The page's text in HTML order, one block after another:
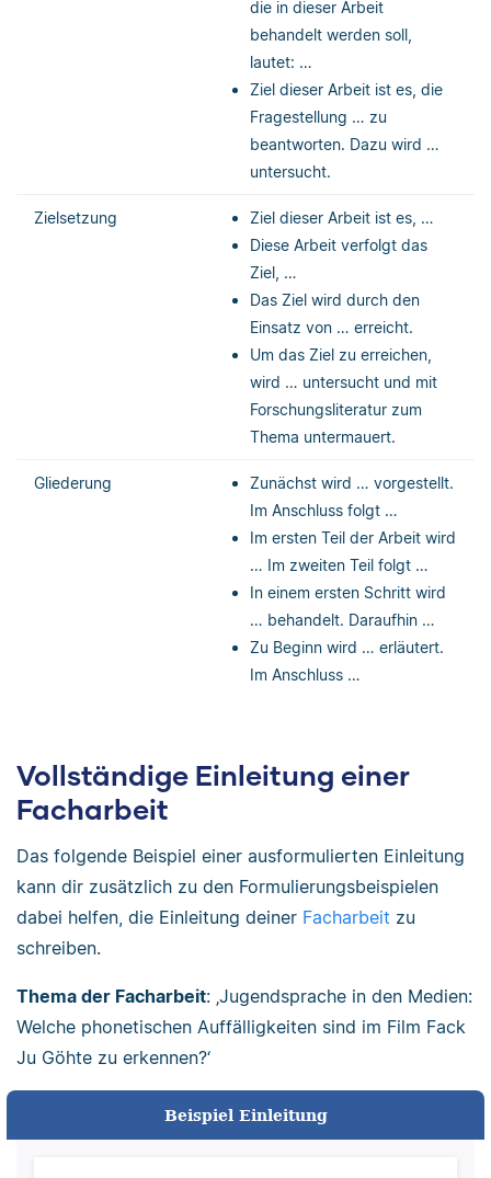
die in dieser Arbeit
behandelt werden soll,
lautet: …
Ziel dieser Arbeit ist es, die
Fragestellung … zu
beantworten. Dazu wird …
untersucht.
Zielsetzung
Ziel dieser Arbeit ist es, …
Diese Arbeit verfolgt das
Ziel, …
Das Ziel wird durch den
Einsatz von … erreicht.
Um das Ziel zu erreichen,
wird … untersucht und mit
Forschungsliteratur zum
Thema untermauert.
Gliederung
Zunächst wird … vorgestellt.
Im Anschluss folgt …
Im ersten Teil der Arbeit wird
… Im zweiten Teil folgt …
In einem ersten Schritt wird
… behandelt. Daraufhin …
Zu Beginn wird … erläutert.
Im Anschluss …
Vollständige Einleitung einer
Facharbeit
Das folgende Beispiel einer ausformulierten Einleitung
kann dir zusätzlich zu den Formulierungsbeispielen
dabei helfen, die Einleitung deiner Facharbeit zu
schreiben.
Thema der Facharbeit: ‚Jugendsprache in den Medien:
Welche phonetischen Auffälligkeiten sind im Film Fack
Ju Göhte zu erkennen?‘
Beispiel Einleitung